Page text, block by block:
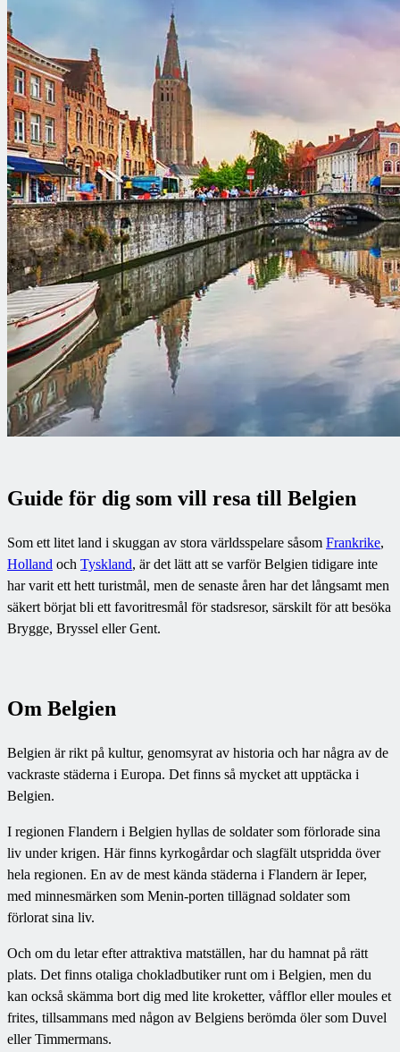
Guide för dig som vill resa till Belgien
Som ett litet land i skuggan av stora världsspelare såsom Frankrike,
Holland och Tyskland, är det lätt att se varför Belgien tidigare inte
har varit ett hett turistmål, men de senaste åren har det långsamt men
säkert börjat bli ett favoritresmål för stadsresor, särskilt för att besöka
Brygge, Bryssel eller Gent.
Om Belgien
Belgien är rikt på kultur, genomsyrat av historia och har några av de
vackraste städerna i Europa. Det finns så mycket att upptäcka i
Belgien.
I regionen Flandern i Belgien hyllas de soldater som förlorade sina
liv under krigen. Här finns kyrkogårdar och slagfält utspridda över
hela regionen. En av de mest kända städerna i Flandern är Ieper,
med minnesmärken som Menin-porten tillägnad soldater som
förlorat sina liv.
Och om du letar efter attraktiva matställen, har du hamnat på rätt
plats. Det finns otaliga chokladbutiker runt om i Belgien, men du
kan också skämma bort dig med lite kroketter, våfflor eller moules et
frites, tillsammans med någon av Belgiens berömda öler som Duvel
eller Timmermans.